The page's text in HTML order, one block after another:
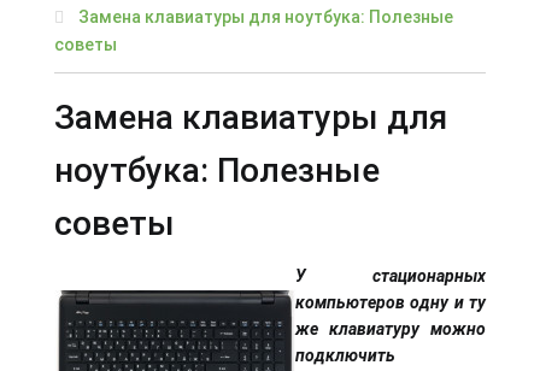
Замена клавиатуры для ноутбука: Полезные
советы
Замена клавиатуры для
ноутбука: Полезные
советы
У стационарных
компьютеров одну и ту
же клавиатуру можно
подключить